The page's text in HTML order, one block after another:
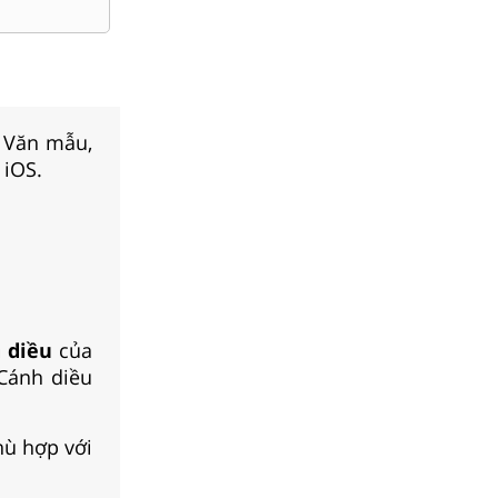
mẫu,
diều của
diều
hợp với